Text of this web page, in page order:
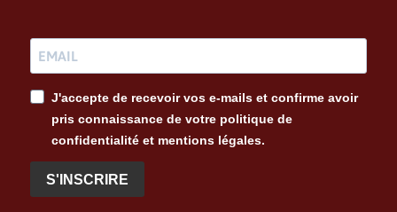
J'accepte de recevoir vos e-mails et confirme avoir
pris connaissance de votre politique de
confidentialité et mentions légales.
S'INSCRIRE